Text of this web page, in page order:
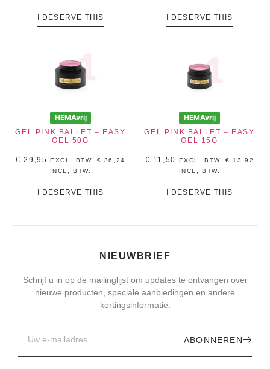
I DESERVE THIS I DESERVE THIS
HEMAvrij
GEL PINK BALLET – EASY
GEL 50G
€ 29,95 EXCL. BTW. € 36,24
INCL, BTW.
I DESERVE THIS
HEMAvrij
GEL PINK BALLET – EASY
GEL 15G
€ 11,50 EXCL. BTW.€
13,92
INCL, BTW.
I DESERVE THIS
NIEUWBRIEF
Schrijf u in op de mailinglijst om updates te ontvangen over
nieuwe producten, speciale aanbiedingen en andere
kortingsinformatie.
ABONNEREN